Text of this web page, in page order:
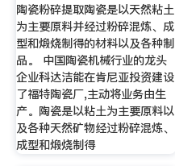
陶瓷粉碎提取陶瓷是以天然粘土
为主要原料并经过粉碎混炼、成
型和煅烧制得的材料以及各种制
品。 中国陶瓷机械行业的龙头
企业科达洁能在肯尼亚投资建设
了福特陶瓷厂,主动将业务由生
产。陶瓷是以粘土为主要原料以
及各种天然矿物经过粉碎混炼、
成型和煅烧制得